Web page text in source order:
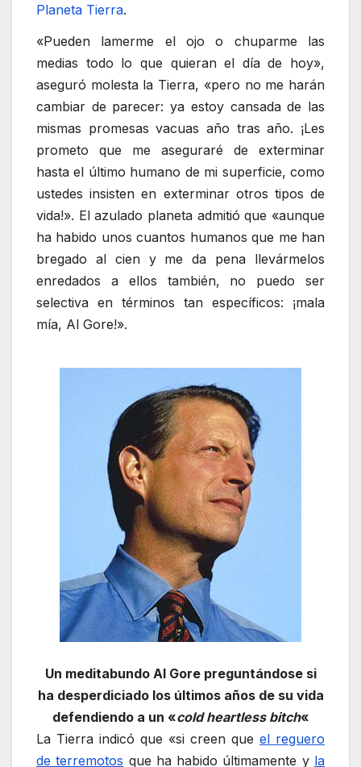
Planeta Tierra.
«Pueden lamerme el ojo o chuparme las
medias todo lo que quieran el día de hoy»,
aseguró molesta la Tierra, «pero no me harán
cambiar de parecer: ya estoy cansada de las
mismas promesas vacuas año tras año. ¡Les
prometo que me aseguraré de exterminar
hasta el último humano de mi superficie, como
ustedes insisten en exterminar otros tipos de
vida!». El azulado planeta admitió que «aunque
ha habido unos cuantos humanos que me han
bregado al cien y me da pena llevármelos
enredados a ellos también, no puedo ser
selectiva en términos tan específicos: ¡mala
mía, Al Gore!».
Un meditabundo Al Gore preguntándose si
ha desperdiciado los últimos años de su vida
defendiendo a un «cold heartless bitch«
La Tierra indicó que «si creen que el reguero
de terremotos que ha habido últimamente y la